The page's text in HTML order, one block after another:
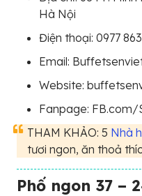
Hà Nội
Điện thoại: 0977
Email:
Website:
Fanpage:
THAM KHẢO: 5 Nhà
tươi ngon, ăn thoả
Phố ngon 37 –